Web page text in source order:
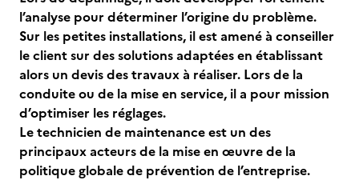
l’analyse pour déterminer l’origine du problème.
Sur les petites installations, il est amené à conseiller
le client sur des solutions adaptées en établissant
alors un devis des travaux à réaliser. Lors de la
conduite ou de la mise en service, il a pour mission
d’optimiser les réglages.
Le technicien de maintenance est un des
principaux acteurs de la mise en œuvre de la
politique globale de prévention de l’entreprise.